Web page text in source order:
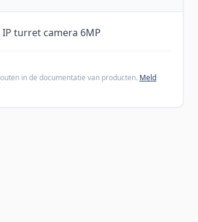
IP turret camera 6MP
in de documentatie van producten. Meld